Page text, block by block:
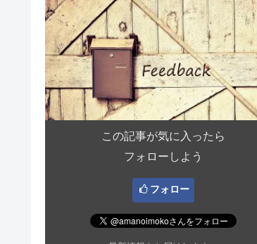
この記事が気に入ったら
フォローしよう
フォロー